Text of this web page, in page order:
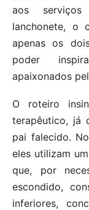
aos
lanchonete, o
apenas os
poder
apaixonados
O roteiro
terapêutico, já
pai falecido.
eles utilizam
que, por
escondido,
inferiores,